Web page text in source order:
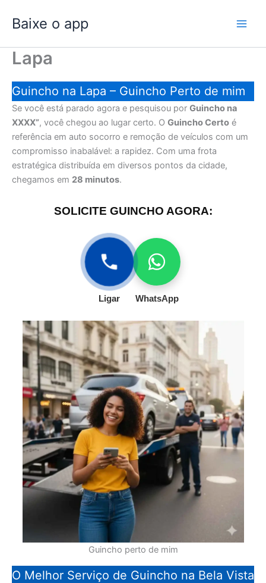
para
conteúdo
Baixe o app
Lapa
Guincho na Lapa – Guincho Perto de mim
Se você está parado agora e pesquisou por Guincho na
XXXX”, você chegou ao lugar certo. O Guincho Certo é
referência em auto socorro e remoção de veículos com um
compromisso inabalável: a rapidez. Com uma frota
estratégica distribuída em diversos pontos da cidade,
chegamos em 28 minutos.
SOLICITE GUINCHO AGORA:
Ligar WhatsApp
Guincho perto de mim
O Melhor Serviço de Guincho na Bela Vista